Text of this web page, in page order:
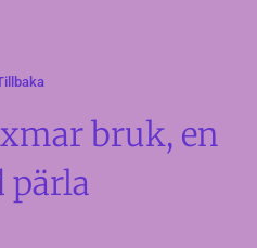
bruk, en
pärla